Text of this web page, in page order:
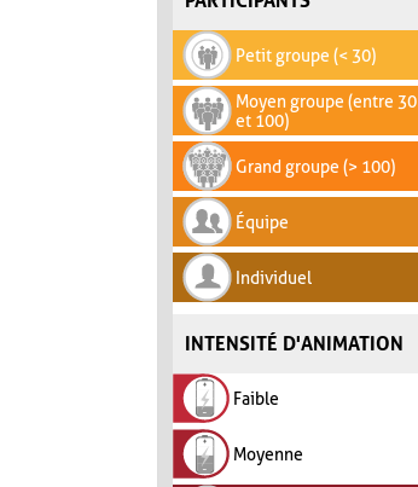
Petit groupe (< 30)
Moyen groupe (entre 30
et 100)
Grand groupe (> 100)
Équipe
Individuel
INTENSITÉ D'ANIMATION
Faible
Moyenne